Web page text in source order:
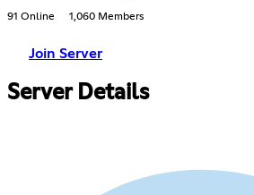
91 Online 1,060 Members
Join Server
Server Details